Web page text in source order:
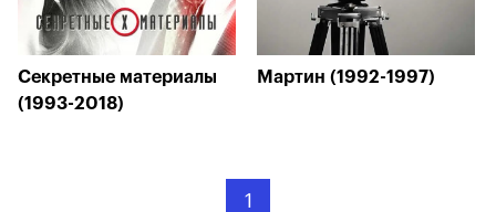
Секретные материалы
(1993-2018)
Мартин (1992-1997)
1